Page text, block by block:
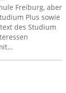
Freiburg, aber
Plus sowie
des Studium